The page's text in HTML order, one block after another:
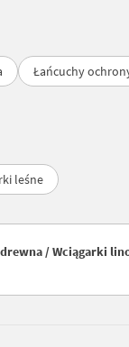
Łańcuchy
leśne
/ Wciągarki